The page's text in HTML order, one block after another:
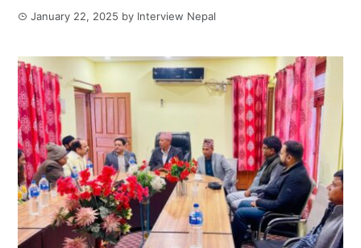
January 22, 2025 by Interview Nepal